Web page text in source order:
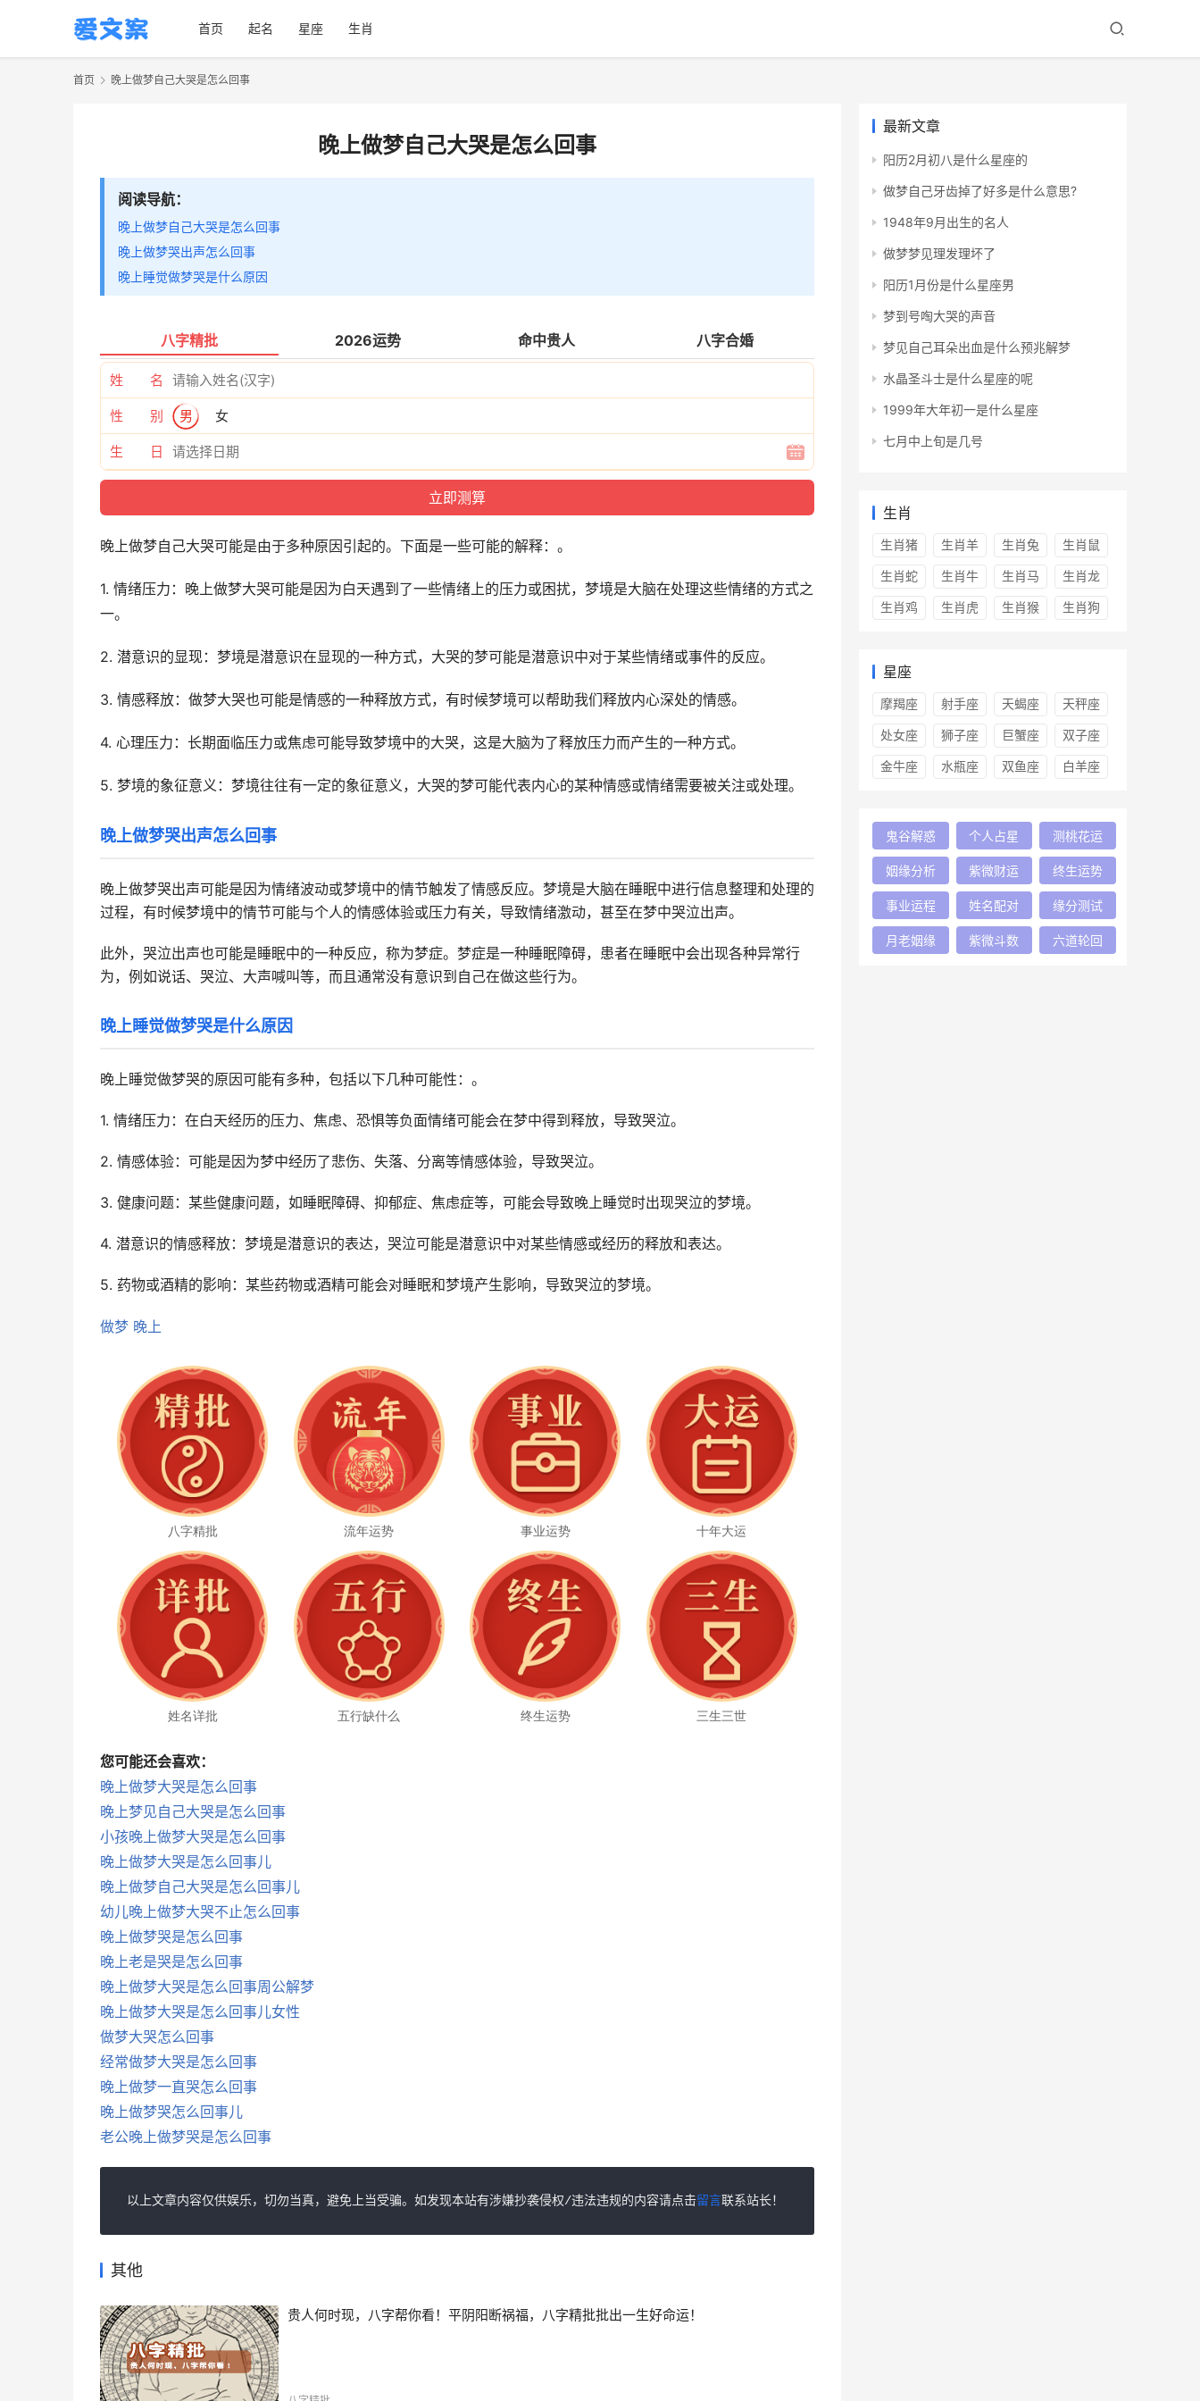
首页 起名 星座 生肖
首页 晚上做梦自己大哭是怎么回事
晚上做梦自己大哭是怎么回事
阅读导航：
晚上做梦自己大哭是怎么回事
晚上做梦哭出声怎么回事
晚上睡觉做梦哭是什么原因
八字精批 2026运势 命中贵人 八字合婚
姓 名
性 别 男 女
生 日
晚上做梦自己大哭可能是由于多种原因引起的。下面是一些可能的解释：。
1. 情绪压力：晚上做梦大哭可能是因为白天遇到了一些情绪上的压力或困扰，梦境是大脑在处理这些情绪的方式之
一。
2. 潜意识的显现：梦境是潜意识在显现的一种方式，大哭的梦可能是潜意识中对于某些情绪或事件的反应。
3. 情感释放：做梦大哭也可能是情感的一种释放方式，有时候梦境可以帮助我们释放内心深处的情感。
4. 心理压力：长期面临压力或焦虑可能导致梦境中的大哭，这是大脑为了释放压力而产生的一种方式。
5. 梦境的象征意义：梦境往往有一定的象征意义，大哭的梦可能代表内心的某种情感或情绪需要被关注或处理。
晚上做梦哭出声怎么回事
晚上做梦哭出声可能是因为情绪波动或梦境中的情节触发了情感反应。梦境是大脑在睡眠中进行信息整理和处理的
过程，有时候梦境中的情节可能与个人的情感体验或压力有关，导致情绪激动，甚至在梦中哭泣出声。
此外，哭泣出声也可能是睡眠中的一种反应，称为梦症。梦症是一种睡眠障碍，患者在睡眠中会出现各种异常行
为，例如说话、哭泣、大声喊叫等，而且通常没有意识到自己在做这些行为。
晚上睡觉做梦哭是什么原因
晚上睡觉做梦哭的原因可能有多种，包括以下几种可能性：。
1. 情绪压力：在白天经历的压力、焦虑、恐惧等负面情绪可能会在梦中得到释放，导致哭泣。
2. 情感体验：可能是因为梦中经历了悲伤、失落、分离等情感体验，导致哭泣。
3. 健康问题：某些健康问题，如睡眠障碍、抑郁症、焦虑症等，可能会导致晚上睡觉时出现哭泣的梦境。
4. 潜意识的情感释放：梦境是潜意识的表达，哭泣可能是潜意识中对某些情感或经历的释放和表达。
5. 药物或酒精的影响：某些药物或酒精可能会对睡眠和梦境产生影响，导致哭泣的梦境。
做梦 晚上
八字精批 流年运势 事业运势 十年大运
姓名详批 五行缺什么 终生运势 三生三世
您可能还会喜欢：
晚上做梦大哭是怎么回事
晚上梦见自己大哭是怎么回事
小孩晚上做梦大哭是怎么回事
晚上做梦大哭是怎么回事儿
晚上做梦自己大哭是怎么回事儿
幼儿晚上做梦大哭不止怎么回事
晚上做梦哭是怎么回事
晚上老是哭是怎么回事
晚上做梦大哭是怎么回事周公解梦
晚上做梦大哭是怎么回事儿女性
做梦大哭怎么回事
经常做梦大哭是怎么回事
晚上做梦一直哭怎么回事
晚上做梦哭怎么回事儿
老公晚上做梦哭是怎么回事
以上文章内容仅供娱乐，切勿当真，避免上当受骗。如发现本站有涉嫌抄袭侵权/违法违规的内容请点击留言联系站长！
其他
贵人何时现，八字帮你看！平阴阳断祸福，八字精批批出一生好命运！
最新文章
阳历2月初八是什么星座的
做梦自己牙齿掉了好多是什么意思?
1948年9月出生的名人
做梦梦见理发理坏了
阳历1月份是什么星座男
梦到号啕大哭的声音
梦见自己耳朵出血是什么预兆解梦
水晶圣斗士是什么星座的呢
1999年大年初一是什么星座
七月中上旬是几号
生肖
生肖猪 生肖羊 生肖兔 生肖鼠
生肖蛇 生肖牛 生肖马 生肖龙
生肖鸡 生肖虎 生肖猴 生肖狗
星座
摩羯座 射手座 天蝎座 天秤座
处女座 狮子座 巨蟹座 双子座
金牛座 水瓶座 双鱼座 白羊座
鬼谷解惑 个人占星 测桃花运
姻缘分析 紫微财运 终生运势
事业运程 姓名配对 缘分测试
月老姻缘 紫微斗数 六道轮回